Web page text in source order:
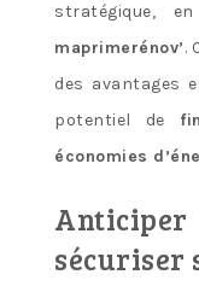
stratégique,
maprimerénov’.
des avantages
potentiel de
économies
sécuriser